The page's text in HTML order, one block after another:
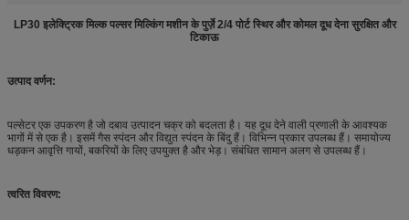
LP30 इलेक्ट्रिक मिल्क पल्सर मिल्किंग मशीन के पुर्ज़े 2/4 पोर्ट स्थिर और कोमल दूध देना सुरक्षित और
टिकाऊ
उत्पाद वर्णन:
पल्सेटर एक उपकरण है जो दबाव उत्पादन चक्र को बदलता है। यह दूध देने वाली प्रणाली के आवश्यक
भागों में से एक है। इसमें गैस स्पंदन और विद्युत स्पंदन के बिंदु हैं। विभिन्न प्रकार उपलब्ध हैं। समायोज्य
धड़कन आवृत्ति गायों, बकरियों के लिए उपयुक्त है और भेड़। संबंधित सामान अलग से उपलब्ध हैं।
त्वरित विवरण: